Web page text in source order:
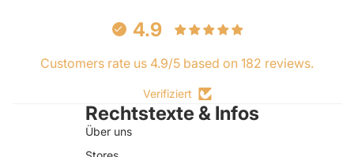
4.9
Customers rate us 4.9/5 based on 182 reviews.
Verifiziert
Rechtstexte & Infos
Über uns